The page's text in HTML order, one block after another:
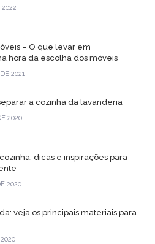
2022
– O que levar em
hora da escolha dos móveis
2021
a cozinha da lavanderia
2020
dicas e inspirações para
2020
veja os principais materiais para